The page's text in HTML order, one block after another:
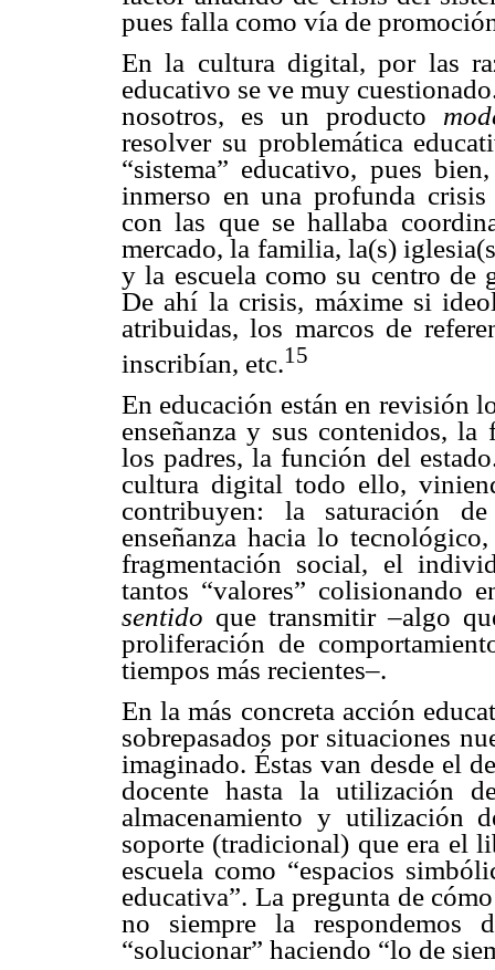
pues falla como vía de
En la cultura digital, por las
educativo se ve muy
nosotros, es un producto
resolver su problemática
“sistema” educativo, pues
inmerso en una profunda
con las que se hallaba
mercado, la familia, la(s)
y la escuela como su centro de
De ahí la crisis, máxime si
atribuidas, los marcos de
inscribían, etc.15
En educación están en revisión
enseñanza y sus contenidos,
los padres, la función del
cultura digital todo ello,
contribuyen: la saturación
enseñanza hacia lo
fragmentación social, el
tantos “valores” colisionando
sentido que transmitir –algo
proliferación de
tiempos más recientes–.
En la más concreta acción
sobrepasados por situaciones
imaginado. Éstas van desde el
docente hasta la utilización
almacenamiento y utilización
soporte (tradicional) que era el
escuela como “espacios
educativa”. La pregunta de
no siempre la
“solucionar” haciendo “lo de